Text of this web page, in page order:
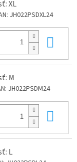
XL
JH022PSDXL24
M
JH022PSDM24
L